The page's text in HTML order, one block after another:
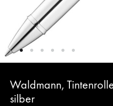
Waldmann,
silber